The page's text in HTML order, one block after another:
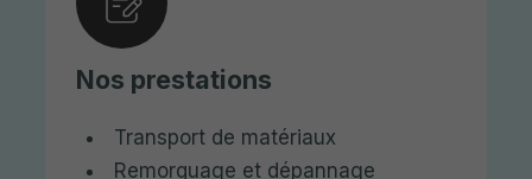
Nos prestations
Transport de matériaux
Remorquage et dépannage